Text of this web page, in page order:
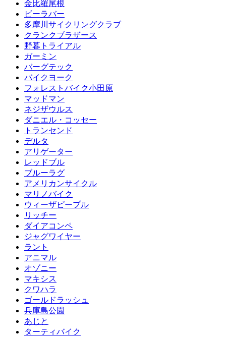
金比羅尾根
ビーラバー
多摩川サイクリングクラブ
クランクブラザース
野暮トライアル
ガーミン
バーグテック
バイクヨーク
フォレストバイク小田原
マッドマン
ネジザウルス
ダニエル・コッセー
トランセンド
デルタ
アリゲーター
レッドブル
ブルーラグ
アメリカンサイクル
マリノバイク
ウィーザピープル
リッチー
ダイアコンペ
ジャグワイヤー
ラント
アニマル
オゾニー
マキシス
クワハラ
ゴールドラッシュ
兵庫島公園
あじと
ターティバイク